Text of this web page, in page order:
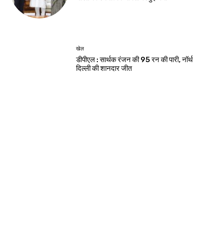
नवीनतम लेख
शेख हसीना के लाइव प्रसारण पर भारत से नाराज हुआ
बांग्लादेश